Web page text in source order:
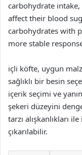
carbohydrate
affect their blood
carbohydrates with
more stable
içli köfte, uygun
sağlıklı bir besin
içerik seçimi ve
şekeri düzeyini
tarzı alışkanlıkları
çıkarılabilir.